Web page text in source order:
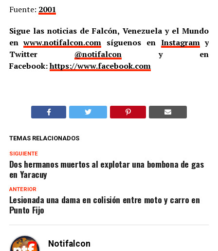
Fuente: 2001
Sigue las noticias de Falcón, Venezuela y el Mundo
enwww.notifalcon.com síguenos en Instagramy
Twitter @notifalcony en
Facebook:https://www.facebook.com
TEMAS RELACIONADOS
SIGUIENTE
Dos hermanos muertos al explotar una bombona de gas
en Yaracuy
ANTERIOR
Lesionada una dama en colisión entre moto y carro en
Punto Fijo
Notifalcon